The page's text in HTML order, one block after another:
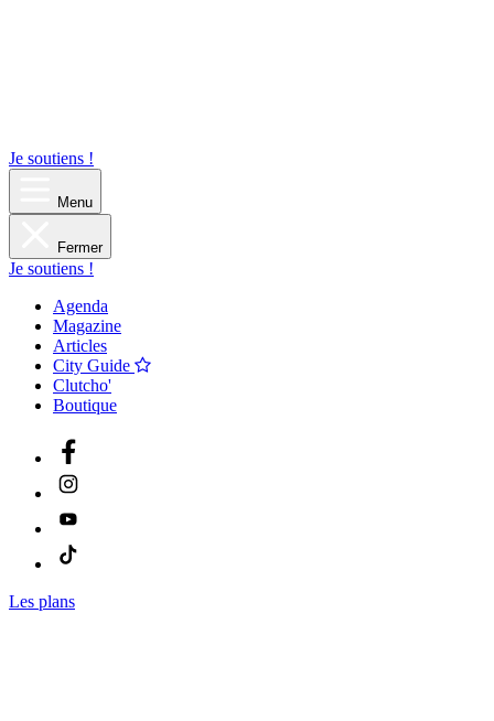
Je soutiens !
Menu
Fermer
Je soutiens !
Agenda
Magazine
Articles
City Guide
Clutcho'
Boutique
Les plans